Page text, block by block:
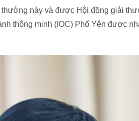
này và được Hội đồng giải
thông minh (IOC) Phổ Yên được